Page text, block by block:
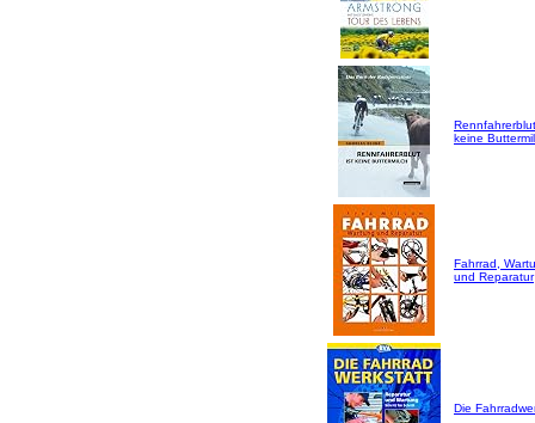
keine
Fahrrad,
und Reparatur
Die